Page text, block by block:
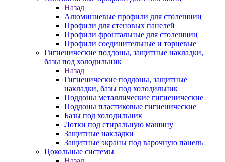
Назад
Алюминиевые профили для столешниц
Профили для стеновых панелей
Профили фронтальные для столешниц
Профили соединительные и торцевые
Гигиенические поддоны, защитные накладки,
базы под холодильник
Назад
Гигиенические поддоны, защитные
накладки, базы под холодильник
Поддоны металлические гигиенические
Поддоны пластиковые гигиенические
Базы под холодильник
Лотки под стиральную машину
Защитные накладки
Защитные экраны под варочную панель
Цокольные системы